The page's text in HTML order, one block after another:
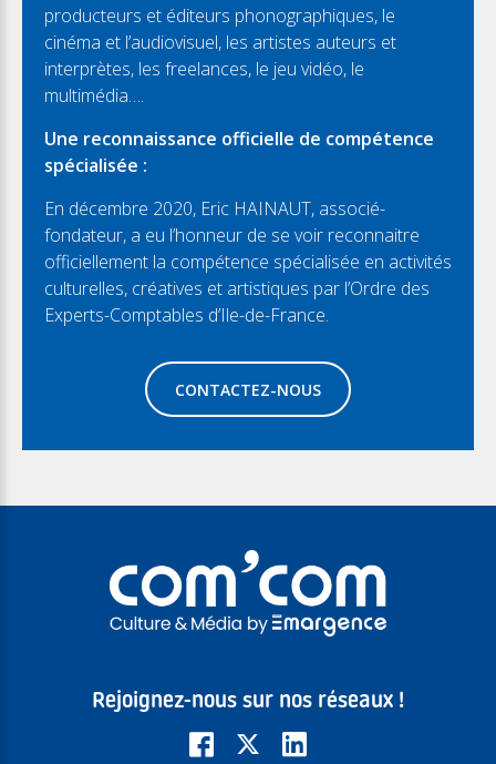
producteurs et éditeurs phonographiques, le
cinéma et l’audiovisuel, les artistes auteurs et
interprètes, les freelances, le jeu vidéo, le
multimédia….
Une reconnaissance officielle de compétence
spécialisée :
En décembre 2020, Eric HAINAUT, associé-
fondateur, a eu l’honneur de se voir reconnaitre
officiellement la compétence spécialisée en activités
culturelles, créatives et artistiques par l’Ordre des
Experts-Comptables d’Ile-de-France.
CONTACTEZ-NOUS
Rejoignez-nous sur nos réseaux !